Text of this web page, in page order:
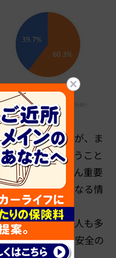
災意識の高まりが、ま
っていないということ
、備蓄ももちろん重要
難行動の指針になる情
を感じられない人も多
の自分や家族の安全の